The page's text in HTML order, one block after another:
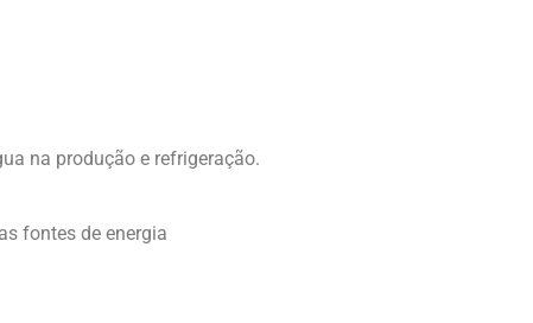
na produção e refrigeração.
fontes de energia